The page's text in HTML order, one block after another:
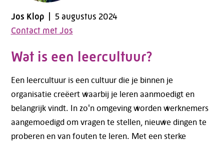
Jos Klop
5 augustus 2024
Contact met Jos
Wat is een leercultuur?
Een leercultuur is een cultuur die je binnen je
organisatie creëert waarbij je leren aanmoedigt en
belangrijk vindt. In zo'n omgeving worden werknemers
aangemoedigd om vragen te stellen, nieuwe dingen te
proberen en van fouten te leren. Met een sterke